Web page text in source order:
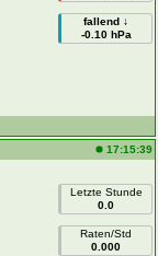
fallend ↓
-0.10 hPa
17:15:39
Letzte Stunde
0.0
Raten/Std
0.000